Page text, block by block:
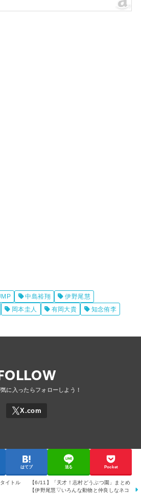
中島裕翔
伊野尾慧
岡本圭人 有岡大貴
知念侑李
はてブ 送る Pocket
イトル
【6/11】「天才！志村どうぶつ園」まとめ
【伊野尾慧▽いろんな動物と仲良しなネコ